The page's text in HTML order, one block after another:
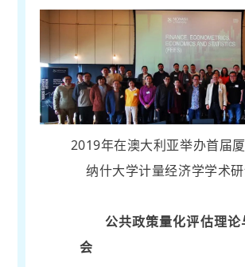
2019年在澳大利亚举办首届
纳什大学计量经济学学术
公共政策量化评估理论
会